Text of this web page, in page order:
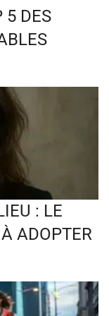
5 DES
: LE
ADOPTER